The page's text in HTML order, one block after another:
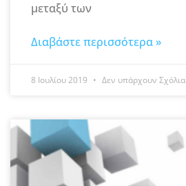
μεταξύ των
Διαβάστε περισσότερα »
8 Ιουλίου 2019 Δεν υπάρχουν Σχόλια